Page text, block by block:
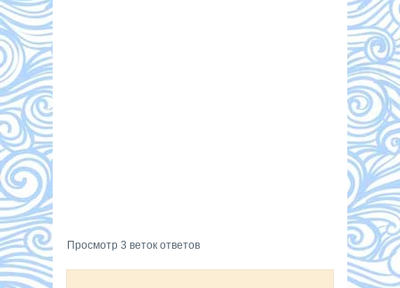
Просмотр 3 веток ответов